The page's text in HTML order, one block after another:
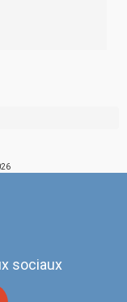
sociaux